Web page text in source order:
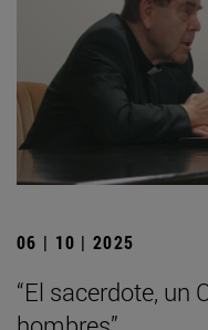
06 | 10 | 2025
“El sacerdote, un